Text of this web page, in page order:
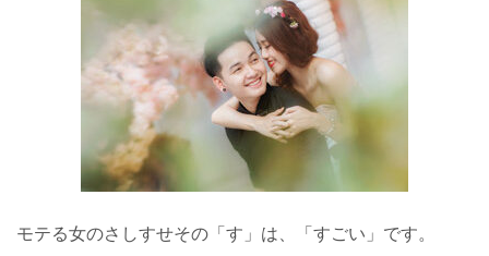
モテる女のさしすせその「す」は、「すごい」です。